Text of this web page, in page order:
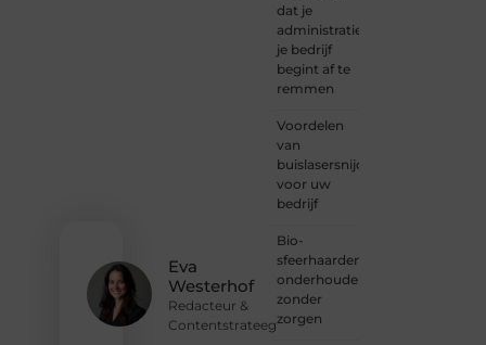
Eva
Westerhof
Redacteur &
Contentstrateeg
dat je
administratie
je bedrijf
begint af te
remmen
Voordelen
van
buislasersnijden
voor uw
bedrijf
Bio-
sfeerhaarden
onderhouden
zonder
zorgen